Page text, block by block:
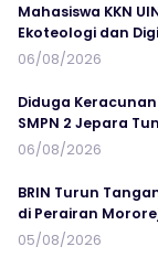
Mahasiswa KKN
Ekoteologi dan
06/08/2026
Diduga Keracunan
SMPN 2 Jepara
06/08/2026
BRIN Turun
di Perairan
05/08/2026